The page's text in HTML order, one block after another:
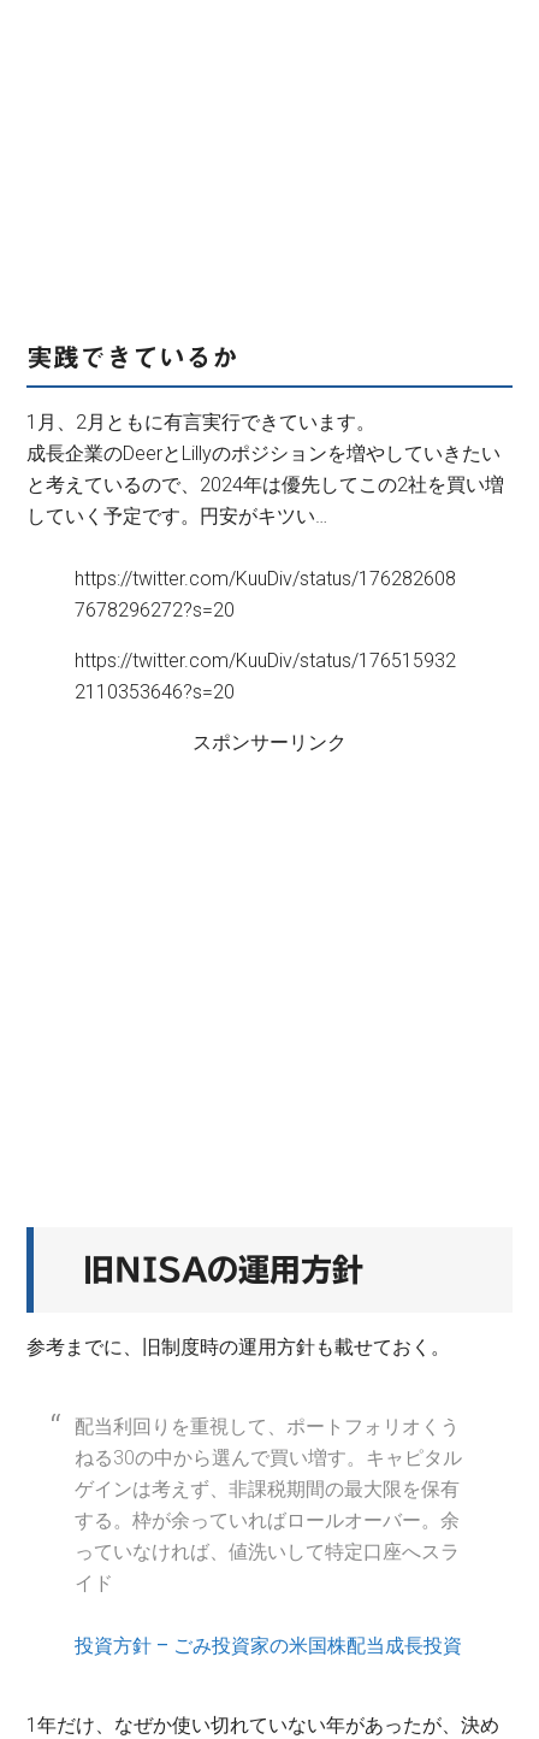
実践できているか
1月、2月ともに有言実行できています。
成長企業のDeerとLillyのポジションを増やしていきたい
と考えているので、2024年は優先してこの2社を買い増
していく予定です。円安がキツい…
https://twitter.com/KuuDiv/status/176282608
7678296272?s=20
https://twitter.com/KuuDiv/status/176515932
2110353646?s=20
スポンサーリンク
旧NISAの運用方針
参考までに、旧制度時の運用方針も載せておく。
配当利回りを重視して、ポートフォリオくう
ねる30の中から選んで買い増す。キャピタル
ゲインは考えず、非課税期間の最大限を保有
する。枠が余っていればロールオーバー。余
っていなければ、値洗いして特定口座へスラ
イド
投資方針 – ごみ投資家の米国株配当成長投資
1年だけ、なぜか使い切れていない年があったが、決め